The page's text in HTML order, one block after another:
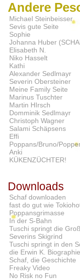
Andere
Michael Steinbeisser
Sevis gute Seite
Sophie
Johanna Huber
Elisabeth N.
Niko Hasselt
Kathi
Alexander Sedlmayr
Severin Obersteiner
Meine Family Seite
Marinus Tuschter
Martin HIrsch
Domminik Sedlmayr
Christoph Wagner
Salami Schäpsens
Effi
Poppans/Bruno/
Anki
KÜKENZÜCHTER!
Downloads
Schaf downloaden
fast do gut wie
Poppansgrimasse
In der S-Bahn
Tuschi springt die
Severins Skigrind
Tuschi springt in den
die Erwin K. Biographie
Schaf, die Geschichte
Freaky Video
No Risk no Fun